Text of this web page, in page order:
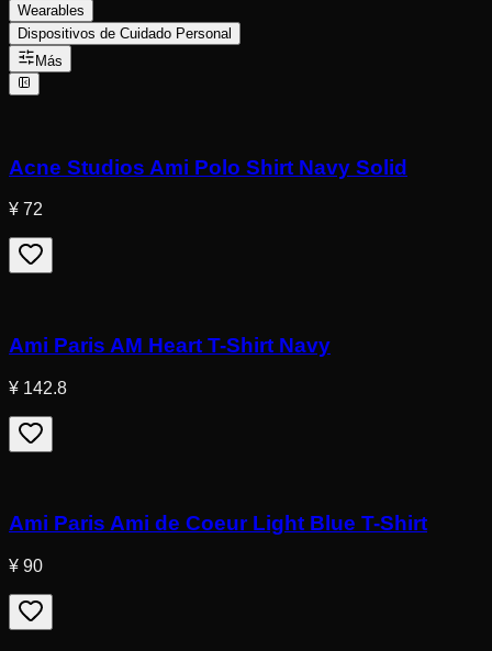
Wearables
Dispositivos de Cuidado Personal
Más
Acne Studios Ami Polo Shirt Navy Solid
¥ 72
Ami Paris AM Heart T-Shirt Navy
¥ 142.8
Ami Paris Ami de Coeur Light Blue T-Shirt
¥ 90